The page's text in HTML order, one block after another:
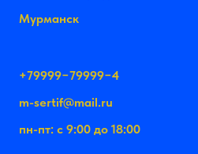
Мурманск
+79999−79999−4
m-sertif@mail.ru
пн-пт: с 9:00 до 18:00